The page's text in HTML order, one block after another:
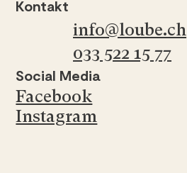
info@loube.ch
033 522 15 77
Kontakt
Facebook
Instagram
Social Media